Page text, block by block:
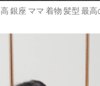
銀座 ママ 着物 髪型 最